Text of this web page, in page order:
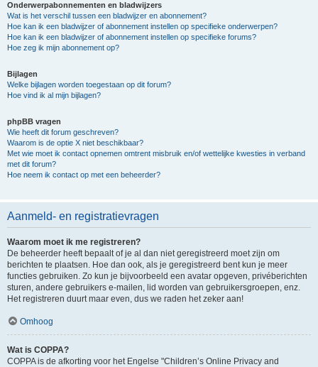
Onderwerpabonnementen en bladwijzers
Wat is het verschil tussen een bladwijzer en abonnement?
Hoe kan ik een bladwijzer of abonnement instellen op specifieke onderwerpen?
Hoe kan ik een bladwijzer of abonnement instellen op specifieke forums?
Hoe zeg ik mijn abonnement op?
Bijlagen
Welke bijlagen worden toegestaan op dit forum?
Hoe vind ik al mijn bijlagen?
phpBB vragen
Wie heeft dit forum geschreven?
Waarom is de optie X niet beschikbaar?
Met wie moet ik contact opnemen omtrent misbruik en/of wettelijke kwesties in verband
met dit forum?
Hoe neem ik contact op met een beheerder?
Aanmeld- en registratievragen
Waarom moet ik me registreren?
De beheerder heeft bepaalt of je al dan niet geregistreerd moet zijn om
berichten te plaatsen. Hoe dan ook, als je geregistreerd bent kun je meer
functies gebruiken. Zo kun je bijvoorbeeld een avatar opgeven, privéberichten
sturen, andere gebruikers e-mailen, lid worden van gebruikersgroepen, enz.
Het registreren duurt maar even, dus we raden het zeker aan!
Omhoog
Wat is COPPA?
COPPA is de afkorting voor het Engelse "Children’s Online Privacy and